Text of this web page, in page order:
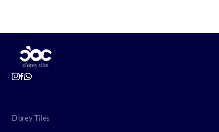
D'orey Tiles